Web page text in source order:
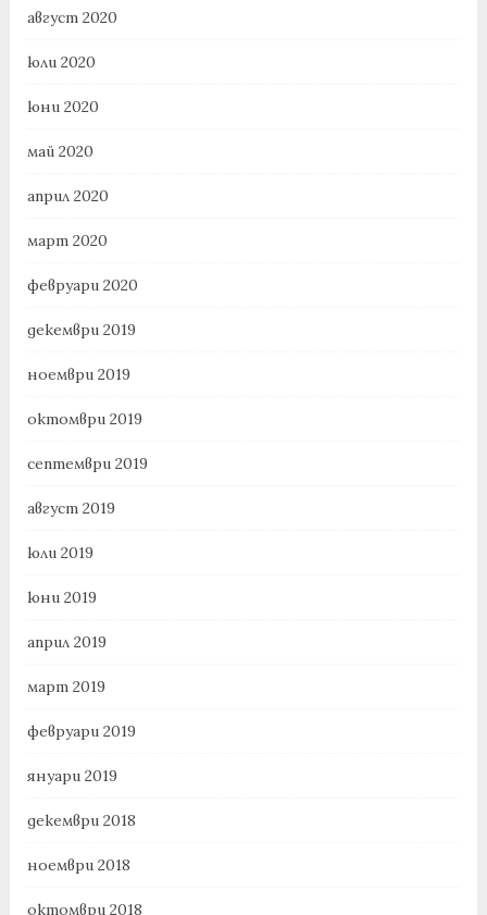
август 2020
юли 2020
юни 2020
май 2020
април 2020
март 2020
февруари 2020
декември 2019
ноември 2019
октомври 2019
септември 2019
август 2019
юли 2019
юни 2019
април 2019
март 2019
февруари 2019
януари 2019
декември 2018
ноември 2018
октомври 2018